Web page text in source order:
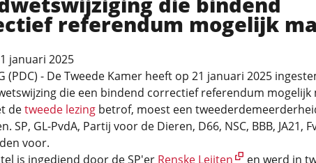
referendum mogelijk
januari 2025
(PDC) - De Tweede Kamer heeft op 21 januari 2025
die een bindend correctief referendum mogelijk
detweede lezingbetrof, moest een
SP, GL-PvdA, Partij voor de Dieren, D66, NSC, BBB, JA21,
voor.
is ingediend door de SP'er Renske Leijten
en werd in